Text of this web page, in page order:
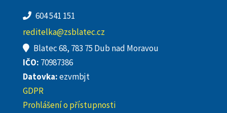
604 541 151
reditelka@zsblatec.cz
Blatec 68, 783 75 Dub nad Moravou
IČO: 70987386
Datovka:ezvmbjt
GDPR
Prohlášení o přístupnosti